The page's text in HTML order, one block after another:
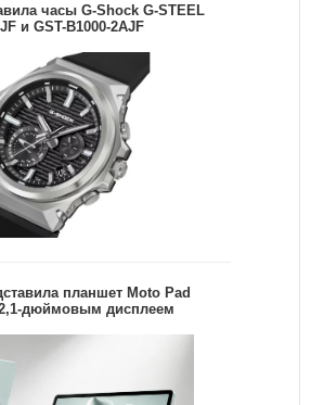
часы G-Shock G-STEEL
и GST-B1000-2AJF
планшет Moto Pad
дюймовым дисплеем